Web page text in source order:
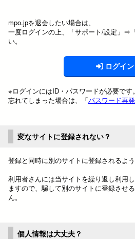
mpo.jpを退会したい場合は、
一度ログインの上、「サポート/設定」⇒
い。
ログイン
※ログインにはID・パスワードが必要です。
忘れてしまった場合は、「パスワード再
変なサイトに登録されない？
登録と同時に別のサイトに登録されるよ
利用者さんには当サイトを繰り返し利用
ますので、騙して別のサイトに登録させ
ん。
個人情報は大丈夫？